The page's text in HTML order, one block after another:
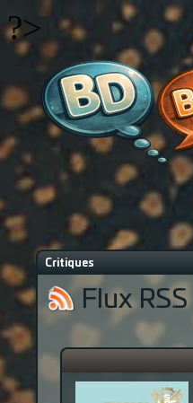
?>
Critiques
Flux RSS